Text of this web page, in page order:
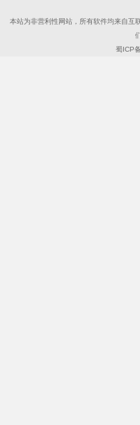
本站为非营利性网站，所有软件均来自互
蜀ICP